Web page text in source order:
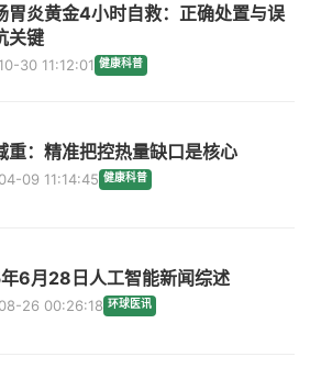
胃炎黄金4小时自救：正确处置与误
关键
30 11:12:01 健康科普
重：精准把控热量缺口是核心
09 11:14:45 健康科普
6月28日人工智能新闻综述
26 00:26:18 环球医讯